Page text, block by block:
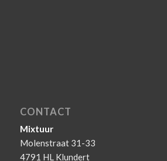
CONTACT
Mixtuur
Molenstraat 31-33
4791 HL Klundert